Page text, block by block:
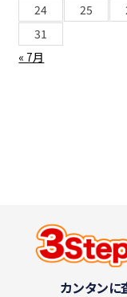
« 7月
24
25
31
カンタンに